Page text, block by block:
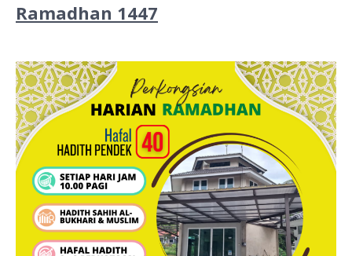
Ramadhan 1447